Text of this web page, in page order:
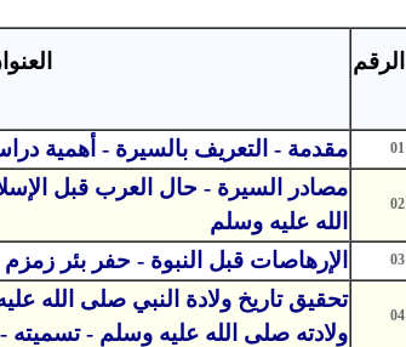
الرقم
01 مقدمة - التعريف بالسيرة - أهمية
02
مصادر السيرة - حال العرب قبل
الله عليه وسلم
03 الإرهاصات قبل النبوة - حفر بئر زمزم
04
تحقيق تاريخ ولادة النبي صلى الله
ولادته صلى الله عليه وسلم - تسميته